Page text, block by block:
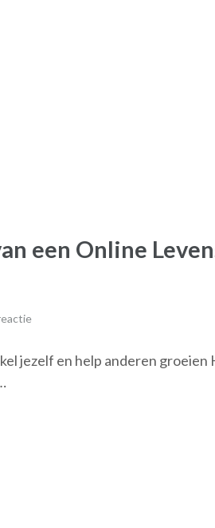
een Online
jezelf en help anderen groeien